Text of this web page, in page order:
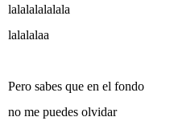
lalalalalalala
lalalalaa
Pero sabes que en el fondo
no me puedes olvidar